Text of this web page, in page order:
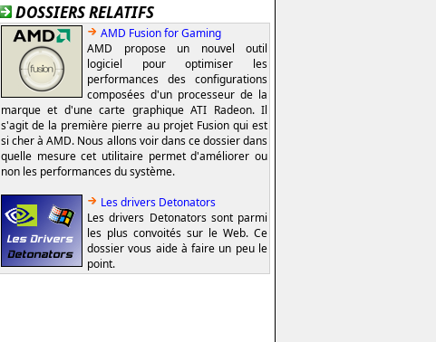
DOSSIERS RELATIFS
AMD Fusion for Gaming
AMD propose un nouvel outil
logiciel pour optimiser les
performances des configurations
composées d'un processeur de la
marque et d'une carte graphique ATI Radeon. Il
s'agit de la première pierre au projet Fusion qui est
si cher à AMD. Nous allons voir dans ce dossier dans
quelle mesure cet utilitaire permet d'améliorer ou
non les performances du système.
Les drivers Detonators
Les drivers Detonators sont parmi
les plus convoités sur le Web. Ce
dossier vous aide à faire un peu le
point.